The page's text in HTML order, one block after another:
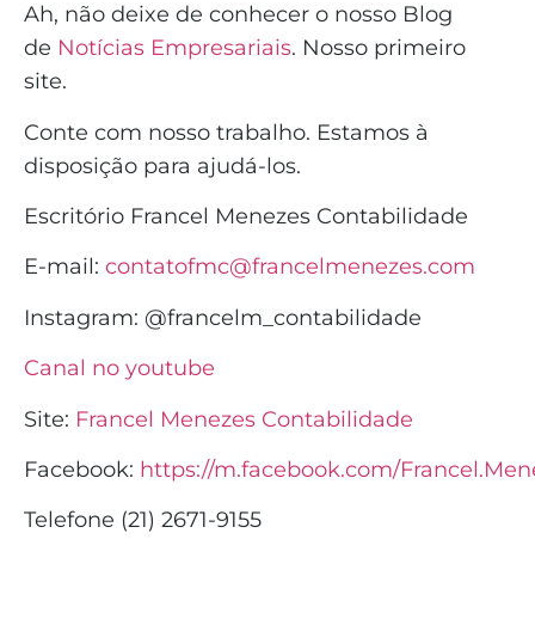
Ah, não deixe de conhecer o nosso Blog
de Notícias Empresariais. Nosso primeiro
site.
Conte com nosso trabalho. Estamos à
disposição para ajudá-los.
Escritório Francel Menezes Contabilidade
E-mail: contatofmc@francelmenezes.com
Instagram: @francelm_contabilidade
Canal no youtube
Site: Francel Menezes Contabilidade
Facebook: https://m.facebook.com/
Telefone (21) 2671-9155